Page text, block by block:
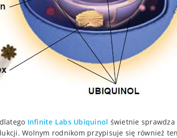
Infinite Labs Ubiquinol świetnie
Wolnym rodnikom przypisuje się również